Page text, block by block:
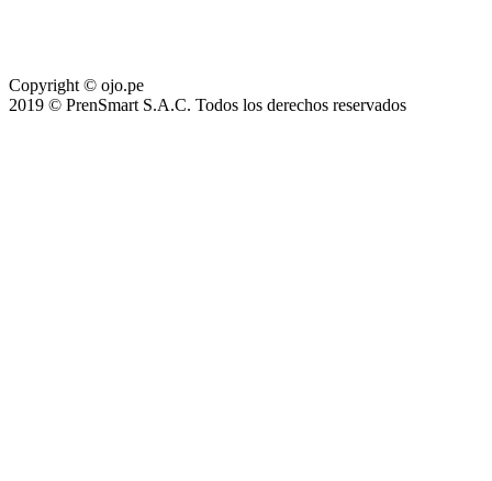
Copyright © ojo.pe
2019 © PrenSmart S.A.C. Todos los derechos reservados